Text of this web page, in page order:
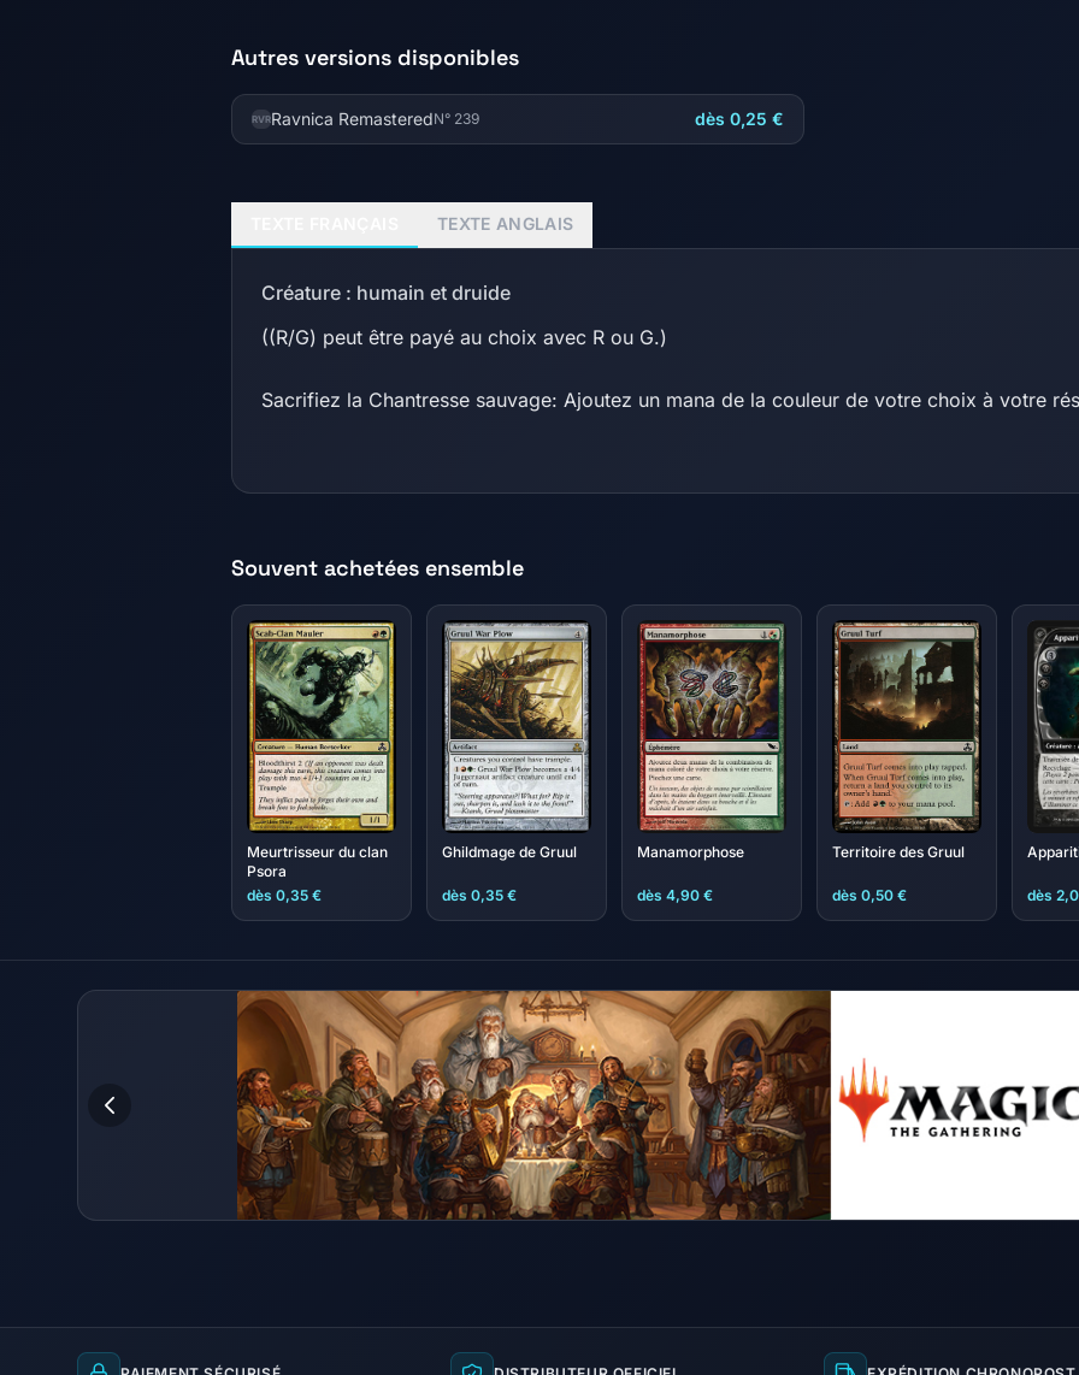
Autres versions disponibles
RVRRavnica RemasteredN° 239 dès 0,25 €
TEXTE ANGLAIS
Créature : humain et druide
((R/G) peut être payé au choix avec R ou G.)
Sacrifiez la Chantresse sauvage: Ajoutez un mana de la couleur de votre choix à votre
Souvent achetées ensemble
Meurtrisseur du clan
Psora
dès 0,35 €
Ghildmage de Gruul
dès 0,35 €
Manamorphose
dès 4,90 €
Territoire des Gruul
dès 0,50 € dès